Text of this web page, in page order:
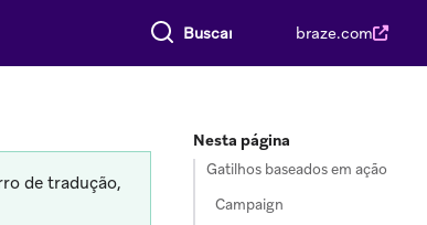
Buscar tudo braze.com
de tradução,
Nesta página
Gatilhos baseados em ação
Campaign